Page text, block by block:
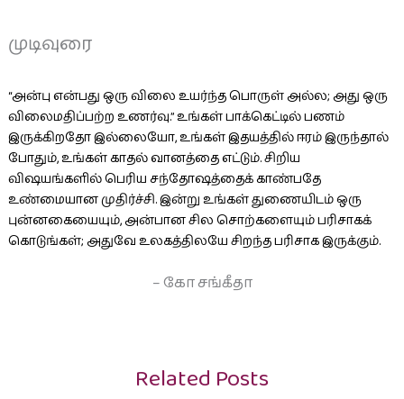
முடிவுரை
“அன்பு என்பது ஒரு விலை உயர்ந்த பொருள் அல்ல; அது ஒரு
விலைமதிப்பற்ற உணர்வு.” உங்கள் பாக்கெட்டில் பணம்
இருக்கிறதோ இல்லையோ, உங்கள் இதயத்தில் ஈரம் இருந்தால்
போதும், உங்கள் காதல் வானத்தை எட்டும். சிறிய
விஷயங்களில் பெரிய சந்தோஷத்தைக் காண்பதே
உண்மையான முதிர்ச்சி. இன்று உங்கள் துணையிடம் ஒரு
புன்னகையையும், அன்பான சில சொற்களையும் பரிசாகக்
கொடுங்கள்; அதுவே உலகத்திலயே சிறந்த பரிசாக இருக்கும்.
– கோ சங்கீதா
Related Posts